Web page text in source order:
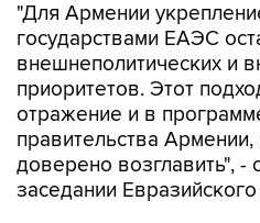
"Для Армении
государствами ЕАЭС
внешнеполитических и
приоритетов. Этот
отражение и в
правительства
доверено возглавить", -
заседании